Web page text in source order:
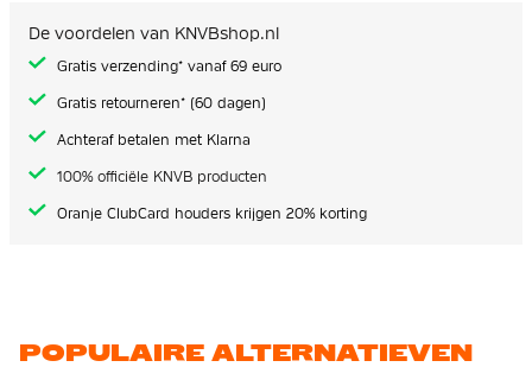
De voordelen van KNVBshop.nl
Gratis verzending* vanaf 69 euro
Gratis retourneren* (60 dagen)
Achteraf betalen met Klarna
100% officiële KNVB producten
Oranje ClubCard houders krijgen 20% korting
POPULAIRE ALTERNATIEVEN